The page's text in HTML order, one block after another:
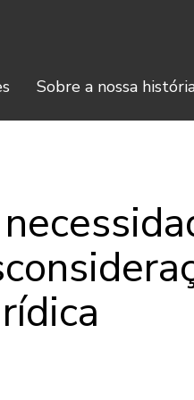
Sobre a nossa